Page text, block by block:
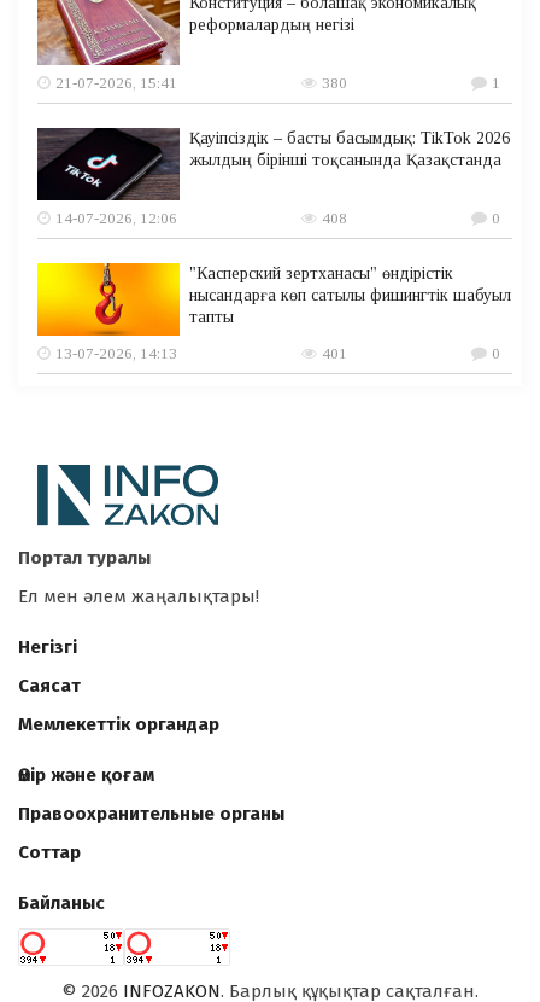
реформалардың негізі
21-07-2026, 15:41 380 1
Қауіпсіздік – басты басымдық: TikTok 2026
жылдың бірінші тоқсанында Қазақстанда
14-07-2026, 12:06 408 0
"Касперский зертханасы" өндірістік
нысандарға көп сатылы фишингтік шабуыл
тапты
13-07-2026, 14:13
401 0
Портал туралы
Ел мен әлем жаңалықтары!
Негізгі
Саясат
Мемлекеттік органдар
Өмір және қоғам
Правоохранительные органы
Соттар
Байланыс
© 2026 INFOZAKON. Барлық құқықтар сақталған.